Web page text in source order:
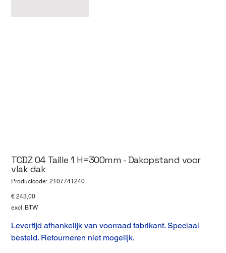
TCDZ 04 Taille 1 H=300mm - Dakopstand voor
vlak dak
Productcode: Productcode
2107741240
Prijs
€ 243,00
excl. BTW
Levertijd afhankelijk van voorraad fabrikant. Speciaal
besteld. Retourneren niet mogelijk.